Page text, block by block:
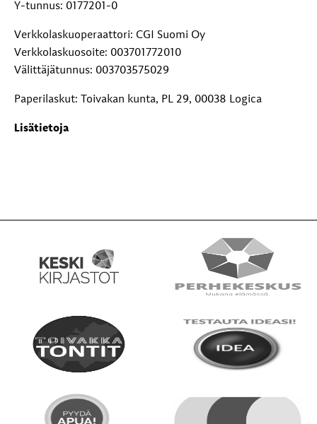
Y-tunnus: 0177201-0
Verkkolaskuoperaattori: CGI Suomi Oy
Verkkolaskuosoite: 003701772010
Välittäjätunnus: 003703575029
Paperilaskut: Toivakan kunta, PL 29, 00038 Logica
Lisätietoja